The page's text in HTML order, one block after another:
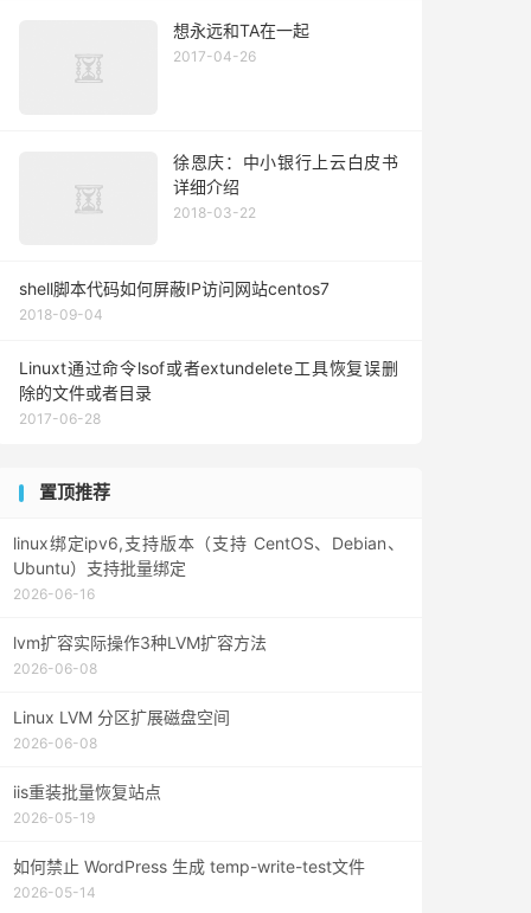
想永远和TA在一起
2017-04-26
徐恩庆：中小银行上云白皮书
详细介绍
2018-03-22
shell脚本代码如何屏蔽IP访问网站centos7
2018-09-04
Linuxt通过命令lsof或者extundelete工具恢复误删
除的文件或者目录
2017-06-28
置顶推荐
linux绑定ipv6,支持版本（支持 CentOS、Debian、
Ubuntu）支持批量绑定
2026-06-16
lvm扩容实际操作3种LVM扩容方法
2026-06-08
Linux LVM 分区扩展磁盘空间
2026-06-08
iis重装批量恢复站点
2026-05-19
如何禁止 WordPress 生成 temp-write-test文件
2026-05-14